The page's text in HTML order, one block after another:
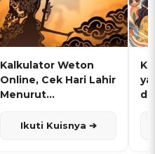
Kalkulator Weton
Online, Cek Hari Lahir
Menurut
Ikuti Kuisnya ➔